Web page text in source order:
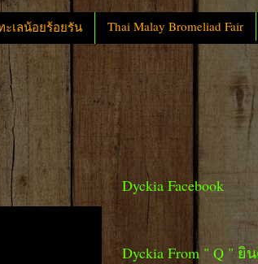
ะเลน้อยร้อยรัน Thai Malay Bromeliad Fair
Dyckia Facebook
Dyckia From " Q "